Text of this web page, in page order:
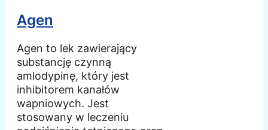
Agen
Agen to lek zawierający
substancję czynną
amlodypinę, który jest
inhibitorem kanałów
wapniowych. Jest
stosowany w leczeniu